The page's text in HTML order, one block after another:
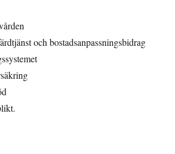
och bostadsanpassningsbidrag